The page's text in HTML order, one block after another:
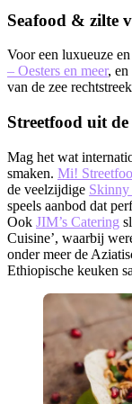
Seafood & zilte
Voor een luxueuze
– Oesters en meer, en
van de zee
Streetfood uit de
Mag het wat
smaken. Mi!
de veelzijdige
speels aanbod dat
Ook JIM’s Catering
Cuisine’, waarbij
onder meer de
Ethiopische keuken